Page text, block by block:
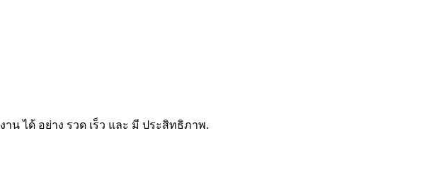
น ได้ อย่าง รวด เร็ว และ มี ประสิทธิภาพ.